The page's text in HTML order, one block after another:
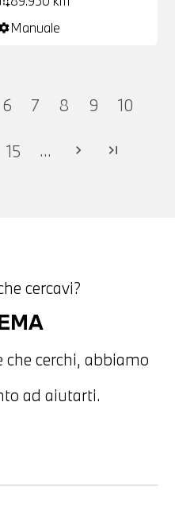
Manuale
6 7 8 9 10
15 ... chevron_right last_page
cercavi?
cerchi, abbiamo
ad aiutarti.